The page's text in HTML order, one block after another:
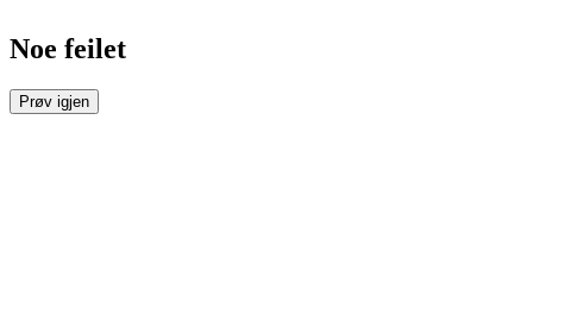
Noe feilet
Prøv igjen